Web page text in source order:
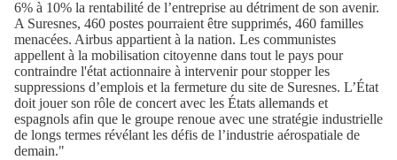
6% à 10% la rentabilité de l’entreprise au détriment de son avenir.
A Suresnes, 460 postes pourraient être supprimés, 460 familles
menacées. Airbus appartient à la nation. Les communistes
appellent à la mobilisation citoyenne dans tout le pays pour
contraindre l'état actionnaire à intervenir pour stopper les
suppressions d’emplois et la fermeture du site de Suresnes. L’État
doit jouer son rôle de concert avec les États allemands et
espagnols afin que le groupe renoue avec une stratégie industrielle
de longs termes révélant les défis de l’industrie aérospatiale de
demain."